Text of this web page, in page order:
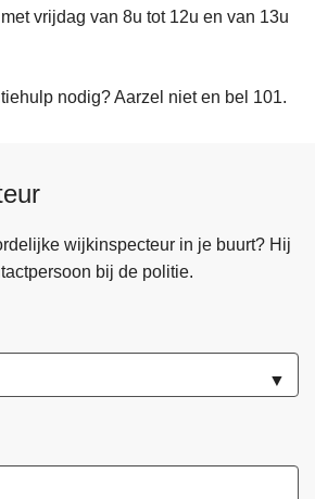
vrijdag van 8u tot 12u en van 13u
nodig? Aarzel niet en bel 101.
wijkinspecteur in je buurt? Hij
bij de politie.
▼